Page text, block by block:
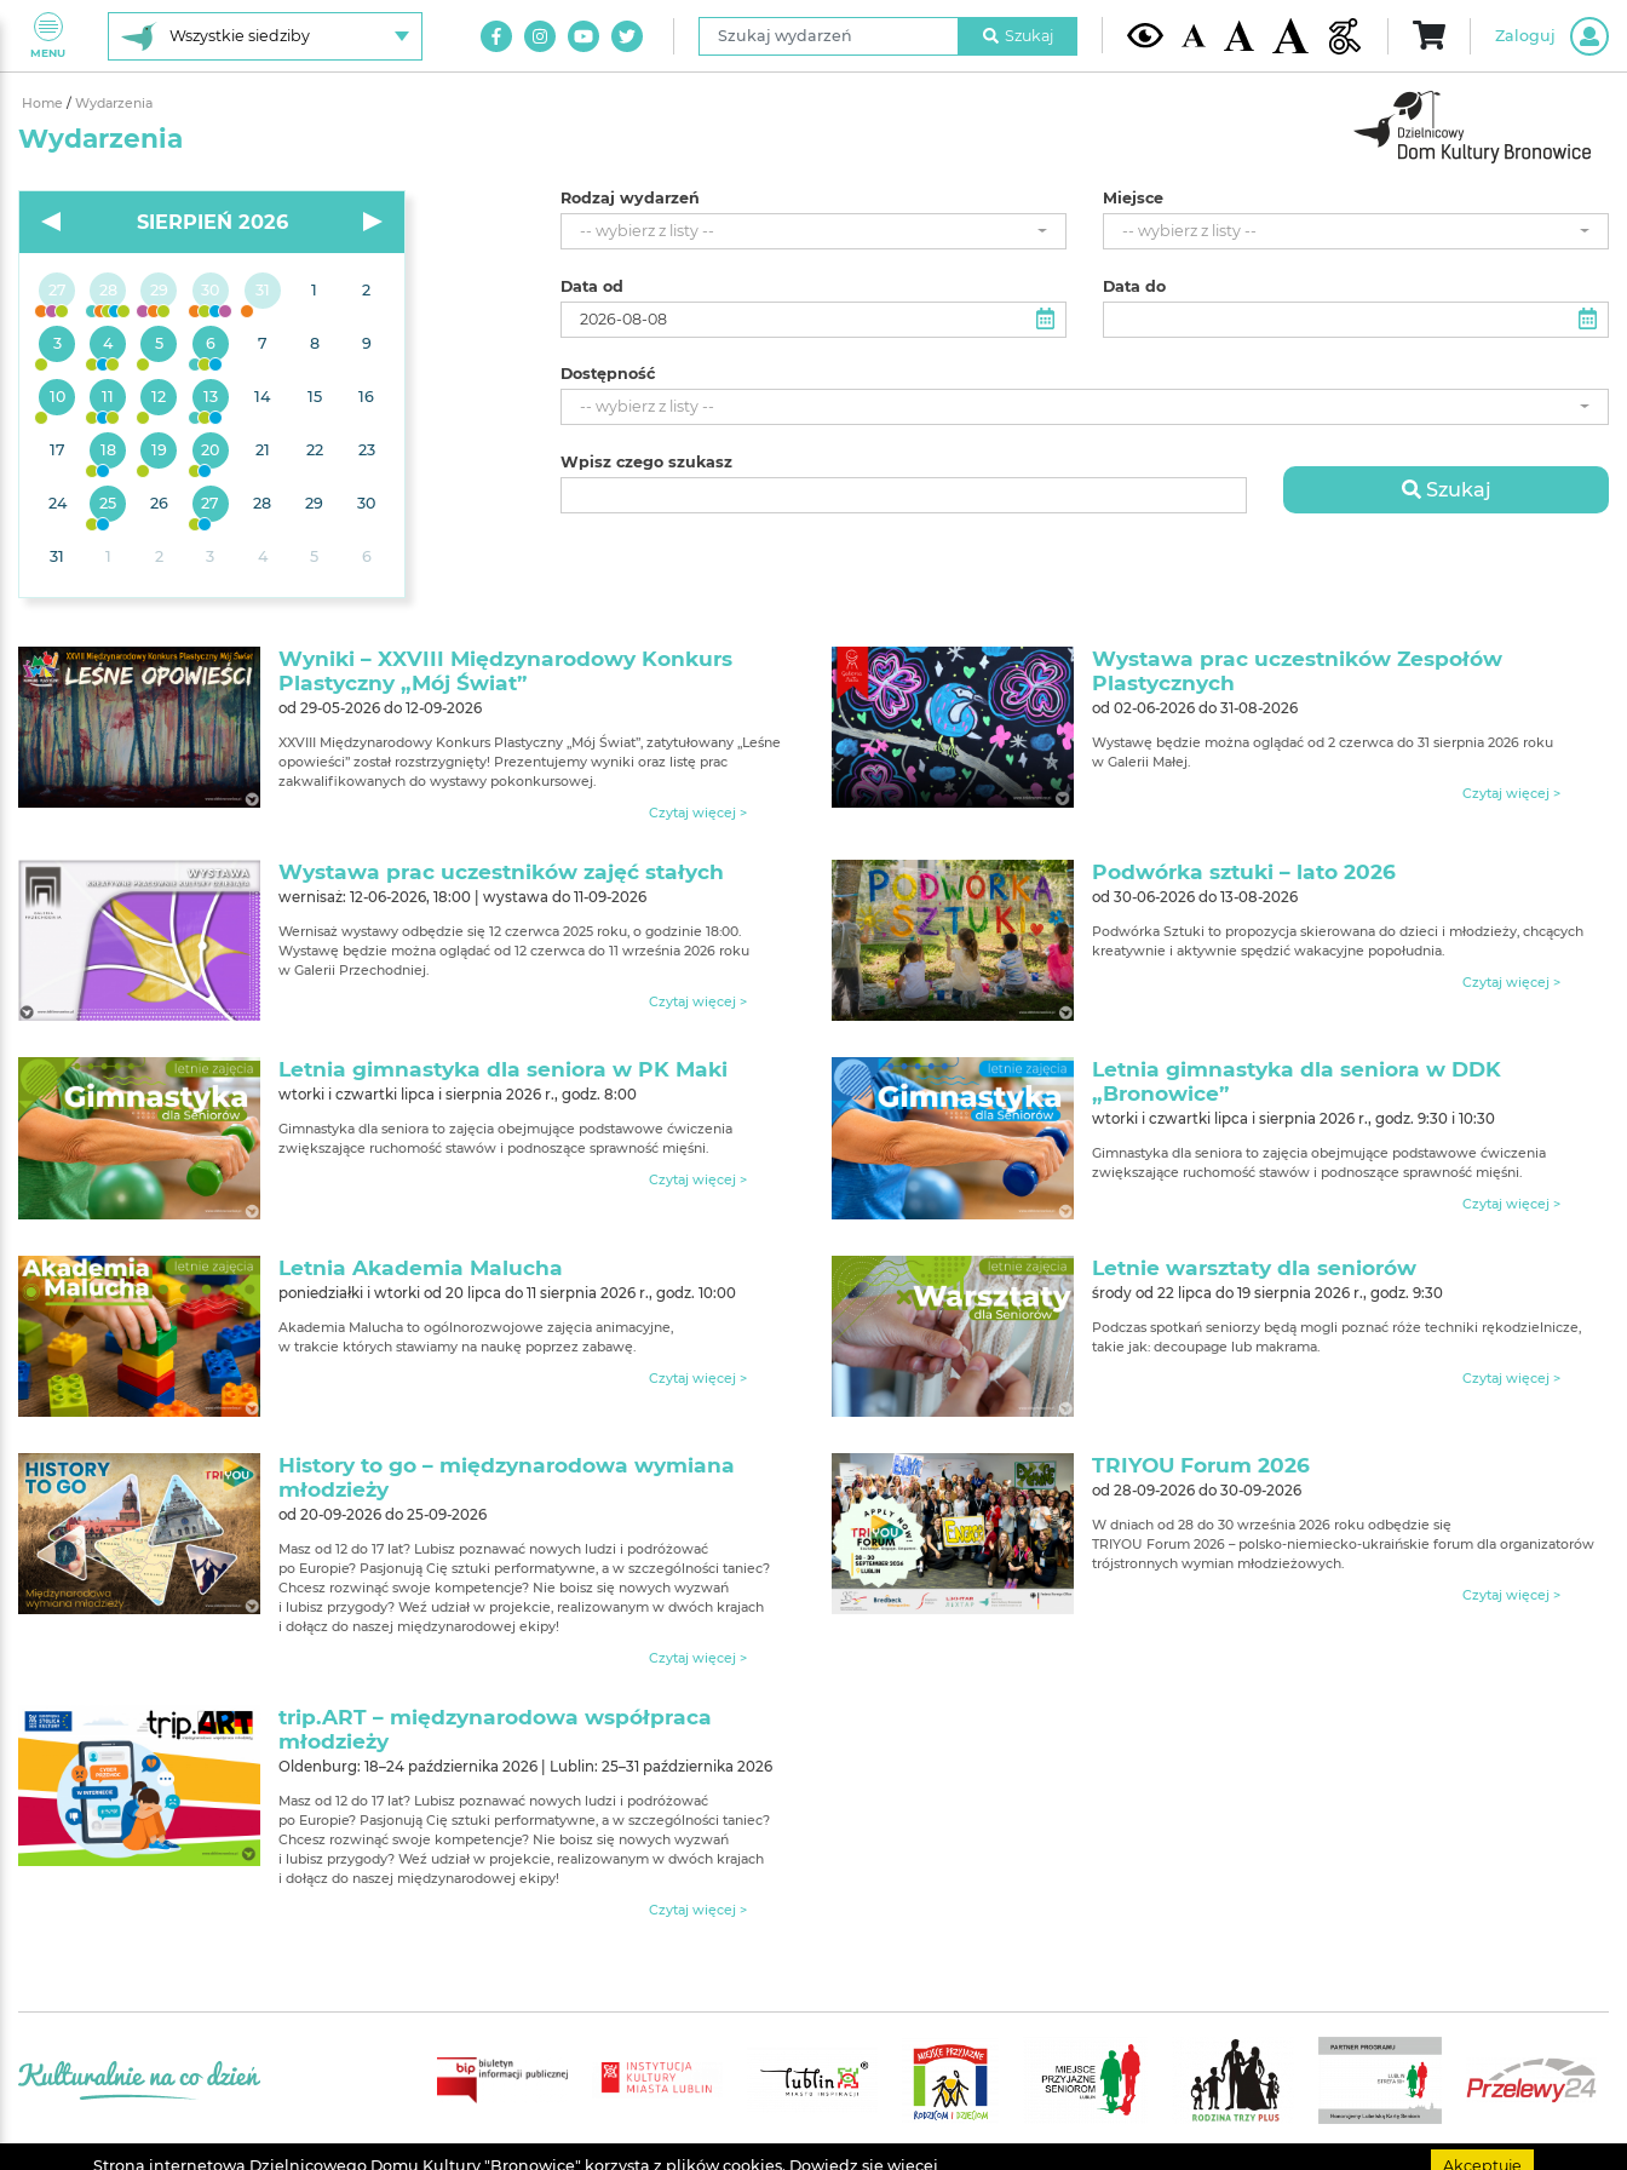
MENU
Wszystkie siedziby
Szukaj wydarzeń
Szukaj Zaloguj
Home / Wydarzenia
Wydarzenia
SIERPIEŃ 2026
27 28 29 30 31 1 2
3 4 5 6 7 8 9
10 11 12 13 14 15 16
17 18 19 20 21 22 23
24 25 26 27 28 29 30
31 1 2 3 4 5 6
Rodzaj wydarzeń
-- wybierz z listy --
Miejsce
-- wybierz z listy --
Data od Data do
Dostępność
-- wybierz z listy --
Wpisz czego szukasz
Szukaj
Wyniki – XXVIII Międzynarodowy Konkurs
Plastyczny „Mój Świat”
od 29-05-2026 do 12-09-2026
XXVIII Międzynarodowy Konkurs Plastyczny „Mój Świat”, zatytułowany „Leśne
opowieści” został rozstrzygnięty! Prezentujemy wyniki oraz listę prac
zakwalifikowanych do wystawy pokonkursowej.
Czytaj więcej >
Wystawa prac uczestników Zespołów
Plastycznych
od 02-06-2026 do 31-08-2026
Wystawę będzie można oglądać od 2 czerwca do 31 sierpnia 2026 roku
w Galerii Małej.
Czytaj więcej >
Wystawa prac uczestników zajęć stałych
wernisaż: 12-06-2026, 18:00 | wystawa do 11-09-2026
Wernisaż wystawy odbędzie się 12 czerwca 2025 roku, o godzinie 18:00.
Wystawę będzie można oglądać od 12 czerwca do 11 września 2026 roku
w Galerii Przechodniej.
Czytaj więcej >
Podwórka sztuki – lato 2026
od 30-06-2026 do 13-08-2026
Podwórka Sztuki to propozycja skierowana do dzieci i młodzieży, chcących
kreatywnie i aktywnie spędzić wakacyjne popołudnia.
Czytaj więcej >
Letnia gimnastyka dla seniora w PK Maki
wtorki i czwartki lipca i sierpnia 2026 r., godz. 8:00
Gimnastyka dla seniora to zajęcia obejmujące podstawowe ćwiczenia
zwiększające ruchomość stawów i podnoszące sprawność mięśni.
Czytaj więcej >
Letnia gimnastyka dla seniora w DDK
„Bronowice”
wtorki i czwartki lipca i sierpnia 2026 r., godz. 9:30 i 10:30
Gimnastyka dla seniora to zajęcia obejmujące podstawowe ćwiczenia
zwiększające ruchomość stawów i podnoszące sprawność mięśni.
Czytaj więcej >
Letnia Akademia Malucha
poniedziałki i wtorki od 20 lipca do 11 sierpnia 2026 r., godz. 10:00
Akademia Malucha to ogólnorozwojowe zajęcia animacyjne,
w trakcie których stawiamy na naukę poprzez zabawę.
Czytaj więcej >
Letnie warsztaty dla seniorów
środy od 22 lipca do 19 sierpnia 2026 r., godz. 9:30
Podczas spotkań seniorzy będą mogli poznać róże techniki rękodzielnicze,
takie jak: decoupage lub makrama.
Czytaj więcej >
History to go – międzynarodowa wymiana
młodzieży
od 20-09-2026 do 25-09-2026
Masz od 12 do 17 lat? Lubisz poznawać nowych ludzi i podróżować
po Europie? Pasjonują Cię sztuki performatywne, a w szczególności taniec?
Chcesz rozwinąć swoje kompetencje? Nie boisz się nowych wyzwań
i lubisz przygody? Weź udział w projekcie, realizowanym w dwóch krajach
i dołącz do naszej międzynarodowej ekipy!
Czytaj więcej >
TRIYOU Forum 2026
od 28-09-2026 do 30-09-2026
W dniach od 28 do 30 września 2026 roku odbędzie się
TRIYOU Forum 2026 – polsko-niemiecko-ukraińskie forum dla organizatorów
trójstronnych wymian młodzieżowych.
Czytaj więcej >
trip.ART – międzynarodowa współpraca
młodzieży
Oldenburg: 18–24 października 2026 | Lublin: 25–31 października 2026
Masz od 12 do 17 lat? Lubisz poznawać nowych ludzi i podróżować
po Europie? Pasjonują Cię sztuki performatywne, a w szczególności taniec?
Chcesz rozwinąć swoje kompetencje? Nie boisz się nowych wyzwań
i lubisz przygody? Weź udział w projekcie, realizowanym w dwóch krajach
i dołącz do naszej międzynarodowej ekipy!
Czytaj więcej >
Strona internetowa Dzielnicowego Domu Kultury "Bronowice" korzysta z plików cookies. Dowiedz się wiecej Akceptuję